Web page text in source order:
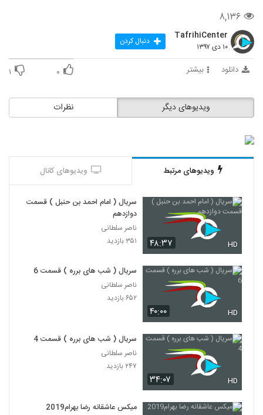
۸,۱۳۶
TafrihiCenter
۱۰ دی ۱۳۹۷ دنبال کردن
دانلود بیشتر ۰ ۱
نظرات ویدیوهای دیگر
ویدیوهای مرتبط ویدیوهای کانال
۴۸:۳۷ HD
سریال ( امام احمد بن حنبل ) قسمت
دوازدهم
ناصر سلطانی
۳۵۱ بازدید
۴۰:۰۰ HD
سریال ( شب های برره ) قسمت 6
ناصر سلطانی
۶۵۲ بازدید
۳۴:۰۷ HD
سریال ( شب های برره ) قسمت 4
ناصر سلطانی
۲۴۷ بازدید
میکس عاشقانه رضا بهرام2019